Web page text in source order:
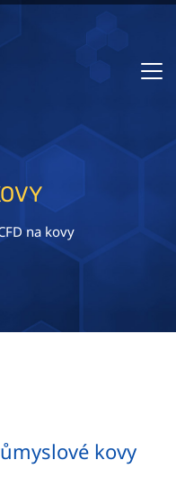
na kovy
kovy